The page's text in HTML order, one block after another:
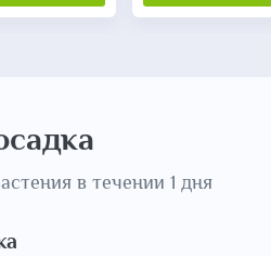
в течении 1 дня